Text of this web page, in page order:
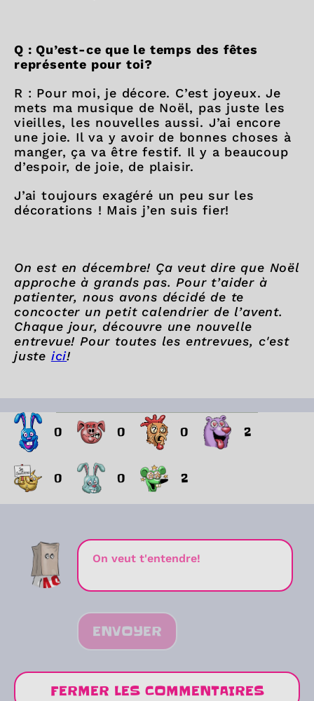
Q : Qu’est-ce que le temps des fêtes
représente pour toi?
R : Pour moi, je décore. C’est joyeux. Je
mets ma musique de Noël, pas juste les
vieilles, les nouvelles aussi. J’ai encore
une joie. Il va y avoir de bonnes choses à
manger, ça va être festif. Il y a beaucoup
d’espoir, de joie, de plaisir.
J’ai toujours exagéré un peu sur les
décorations ! Mais j’en suis fier!
On est en décembre! Ça veut dire que Noël
approche à grands pas. Pour t’aider à
patienter, nous avons décidé de te
concocter un petit calendrier de l’avent.
Chaque jour, découvre une nouvelle
entrevue! Pour toutes les entrevues, c'est
juste ici!
0 0 0 2
0 0 2
ENVOYER
FERMER LES COMMENTAIRES